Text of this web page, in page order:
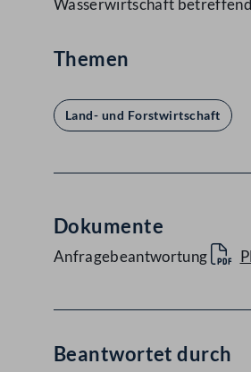
Wasserwirtschaft
Themen
Land- und Forstwirtschaft
Dokumente
Anfragebeantwortung
Beantwortet durch